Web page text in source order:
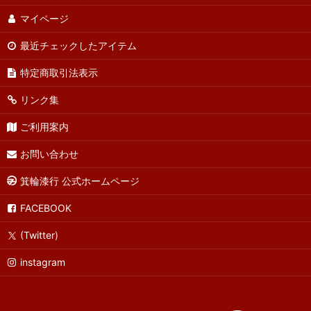
マイページ
最近チェックしたアイテム
特定商取引法表示
リンク集
ご利用案内
お問い合わせ
箕輪漆行 公式ホームページ
FACEBOOK
(Twitter)
instagram